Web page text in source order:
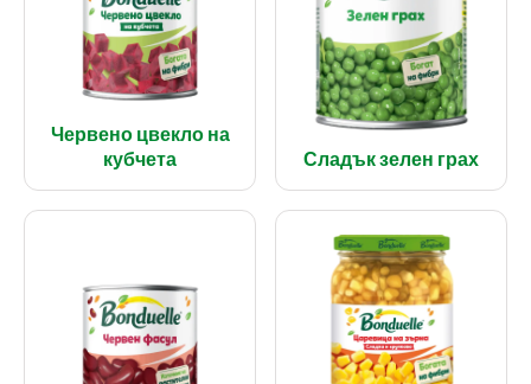
Червено цвекло на
кубчета
Сладък зелен грах